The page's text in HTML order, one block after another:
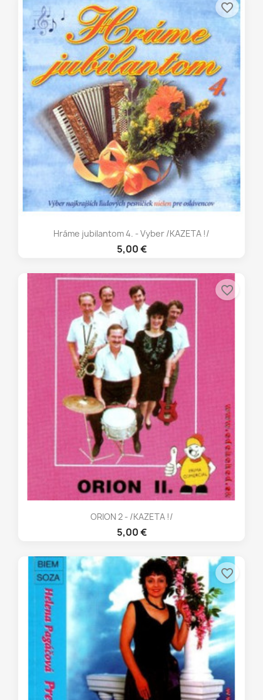
Hráme jubilantom 4. - Vyber /KAZETA !/
5,00 €
favorite_border
ORION 2 - /KAZETA !/
5,00 €
favorite_border
favorite_border